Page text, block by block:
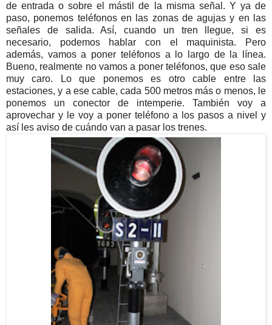
de entrada o sobre el mástil de la misma señal. Y ya de
paso, ponemos teléfonos en las zonas de agujas y en las
señales de salida. Así, cuando un tren llegue, si es
necesario, podemos hablar con el maquinista. Pero
además, vamos a poner teléfonos a lo largo de la línea.
Bueno, realmente no vamos a poner teléfonos, que eso sale
muy caro. Lo que ponemos es otro cable entre las
estaciones, y a ese cable, cada 500 metros más o menos, le
ponemos un conector de intemperie. También voy a
aprovechar y le voy a poner teléfono a los pasos a nivel y
así les aviso de cuándo van a pasar los trenes.